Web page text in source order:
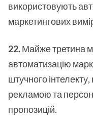
використовують
маркетингових
22.Майже третина
автоматизацію
штучного
рекламою та
пропозицій.